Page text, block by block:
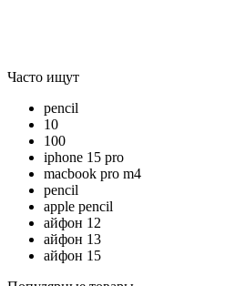
Часто ищут
pencil
10
100
iphone 15 pro
macbook pro m4
pencil
apple pencil
айфон 12
айфон 13
айфон 15